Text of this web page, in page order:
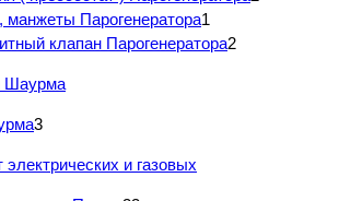
манжеты Парогенератора1
клапан Парогенератора2
Шаурма
3
и газовых